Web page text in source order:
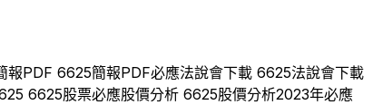
報PDF 6625簡報PDF必應法說會下載 6625法說會下載
6625股票必應股價分析 6625股價分析2023年必應